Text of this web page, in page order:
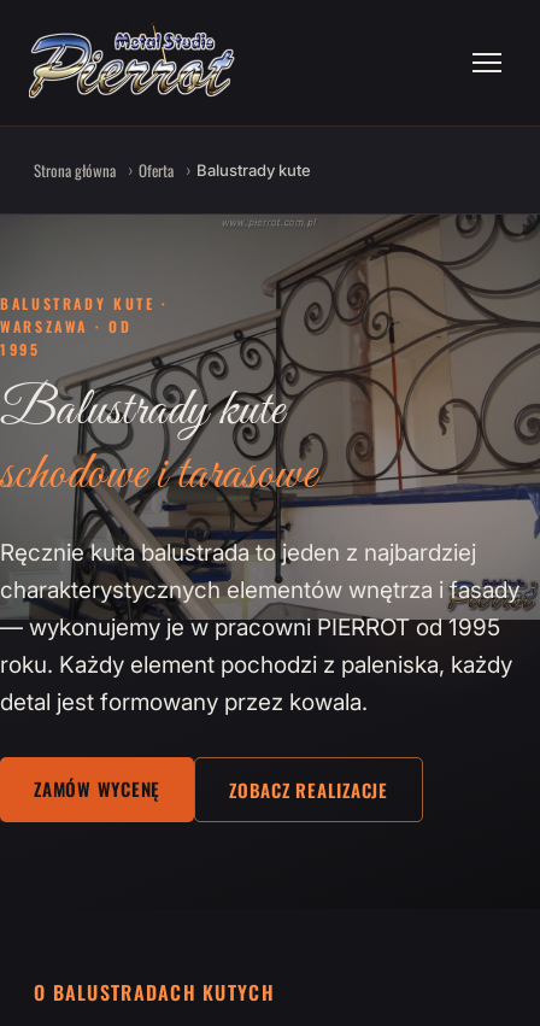
Strona główna Oferta Balustrady kute
BALUSTRADY KUTE ·
WARSZAWA · OD
1995
Balustrady kute
schodowe i tarasowe
Ręcznie kuta balustrada to jeden z najbardziej
charakterystycznych elementów wnętrza i fasady
— wykonujemy je w pracowni PIERROT od 1995
roku. Każdy element pochodzi z paleniska, każdy
detal jest formowany przez kowala.
ZAMÓW WYCENĘ ZOBACZ REALIZACJE
O BALUSTRADACH KUTYCH